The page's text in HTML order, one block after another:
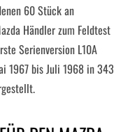
60 Stück an
Händler zum Feldtest
Serienversion L10A
1967 bis Juli 1968 in 343